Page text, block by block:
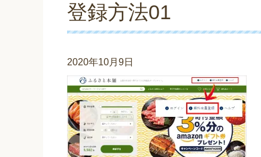
登録方法01
2020年10月9日